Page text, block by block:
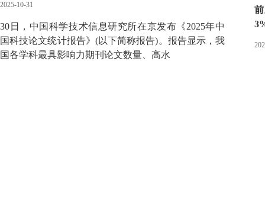
2025-10-31
30日，中国科学技术信息研究所在京发布《2025年中
国科技论文统计报告》(以下简称报告)。报告显示，我
国各学科最具影响力期刊论文数量、高水